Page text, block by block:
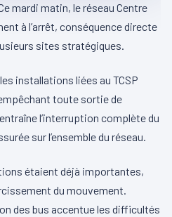
mardi matin, le réseau Centre
à l’arrêt, conséquence directe
sites stratégiques.
installations liées au TCSP
toute sortie de
l’interruption complète du
sur l’ensemble du réseau.
étaient déjà importantes,
du mouvement.
des bus accentue les difficultés